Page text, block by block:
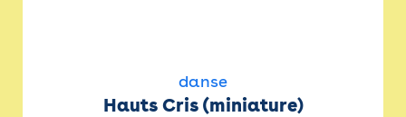
danse
Hauts Cris (miniature)